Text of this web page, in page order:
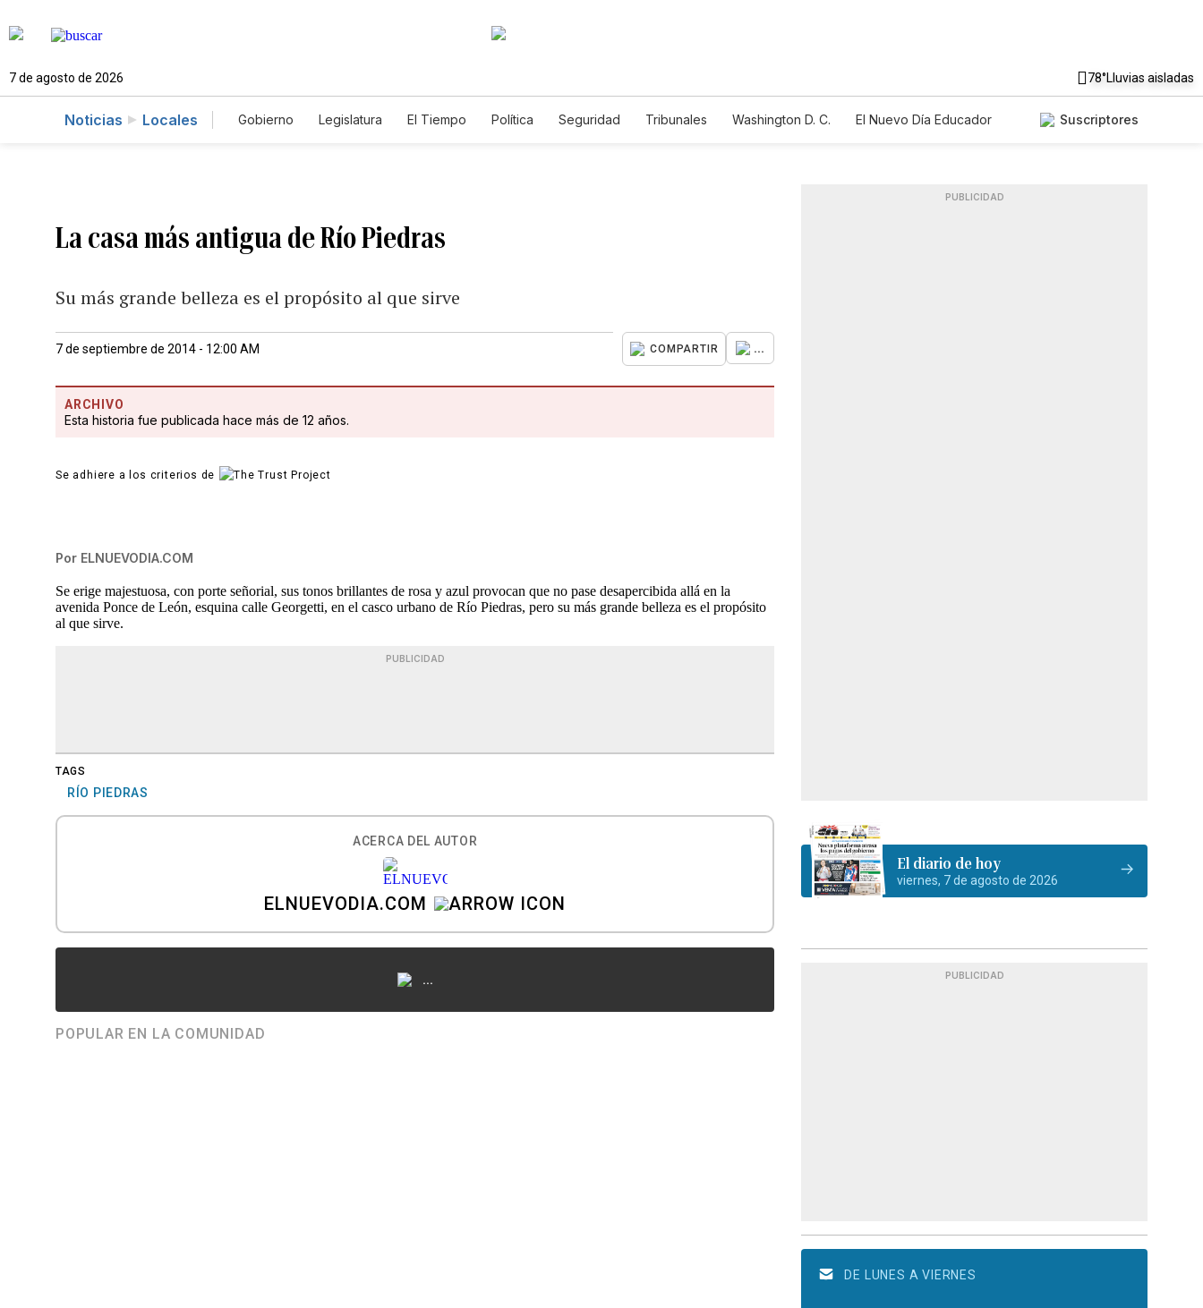
7 de agosto de 2026 78°Lluvias aisladas
Noticias Locales Gobierno Legislatura El Tiempo Política Seguridad Tribunales Washington D. C.
El Nuevo Día Educador
Suscriptores
La casa más antigua de Río Piedras
Su más grande belleza es el propósito al que sirve
7 de septiembre de 2014 - 12:00 AM COMPARTIR ...
ARCHIVO
Esta historia fue publicada hace más de 12 años.
Se adhiere a los criterios de
Por ELNUEVODIA.COM
Se erige majestuosa, con porte señorial, sus tonos brillantes de rosa y azul provocan que no pase desapercibida allá en la
avenida Ponce de León, esquina calle Georgetti, en el casco urbano de Río Piedras, pero su más grande belleza es el propósito
al que sirve.
PUBLICIDAD
TAGS
RÍO PIEDRAS
ACERCA DEL AUTOR
ELNUEVODIA.COM
...
POPULAR EN LA COMUNIDAD
PUBLICIDAD
El diario de hoy
viernes, 7 de agosto de 2026
PUBLICIDAD
DE LUNES A VIERNES